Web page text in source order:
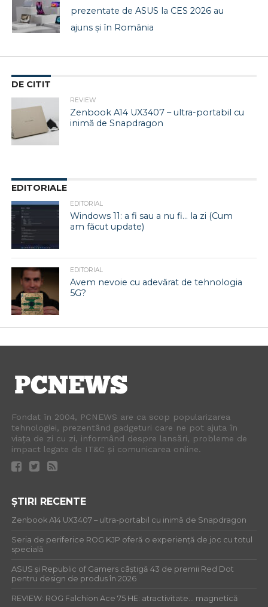
prezentate de ASUS la CES 2026 au
ajuns și în România
DE CITIT
REVIEW
Zenbook A14 UX3407 – ultra-portabil cu
inimă de Snapdragon
EDITORIALE
EDITORIAL
Windows 11: a fi sau a nu fi… la zi (Cum
am făcut update)
EDITORIAL
Avem nevoie cu adevărat de tehnologia
5G?
Fondat în 2004, PCNEWS are ca scop popularizarea
tehnologiei, prezentând gadgeturi care ne pot ajuta în
viața de zi cu zi, informând despre lansări, probleme de
impact legate de IT&C și comunicarea online.
ȘTIRI RECENTE
Zenbook A14 UX3407 – ultra-portabil cu inimă de Snapdragon
Seria de periferice ROG KJP oferă o experiență de joc cu totul
specială
ASUS și Republic of Gamers câștigă 43 de premii Red Dot
pentru design de produs în 2026
REVIEW: ROG Falchion Ace 75 HE: atractivitate… magnetică